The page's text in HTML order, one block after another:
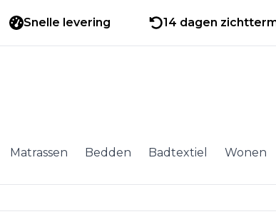
Snelle levering 14 dagen
Matrassen Bedden Badtextiel Wonen